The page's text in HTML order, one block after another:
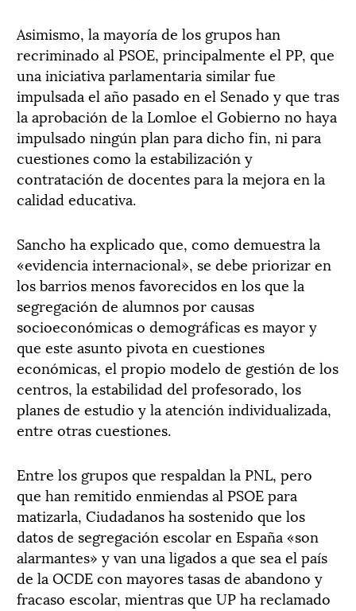
Asimismo, la mayoría de los grupos han
recriminado al PSOE, principalmente el PP, que
una iniciativa parlamentaria similar fue
impulsada el año pasado en el Senado y que tras
la aprobación de la Lomloe el Gobierno no haya
impulsado ningún plan para dicho fin, ni para
cuestiones como la estabilización y
contratación de docentes para la mejora en la
calidad educativa.
Sancho ha explicado que, como demuestra la
«evidencia internacional», se debe priorizar en
los barrios menos favorecidos en los que la
segregación de alumnos por causas
socioeconómicas o demográficas es mayor y
que este asunto pivota en cuestiones
económicas, el propio modelo de gestión de los
centros, la estabilidad del profesorado, los
planes de estudio y la atención individualizada,
entre otras cuestiones.
Entre los grupos que respaldan la PNL, pero
que han remitido enmiendas al PSOE para
matizarla, Ciudadanos ha sostenido que los
datos de segregación escolar en España «son
alarmantes» y van una ligados a que sea el país
de la OCDE con mayores tasas de abandono y
fracaso escolar, mientras que UP ha reclamado